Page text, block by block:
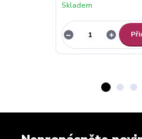
Skladem